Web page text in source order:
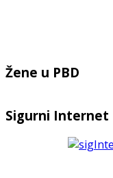
Žene u PBD
Sigurni Internet